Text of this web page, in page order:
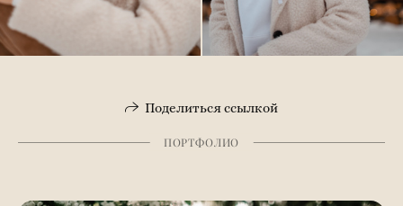
Поделиться ссылкой
ПОРТФОЛИО